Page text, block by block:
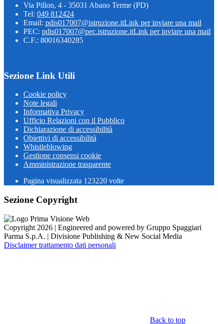
Via Pillon, 4 - 35031 Abano Terme (PD)
Tel: 049 812424
Email: pdis017007@istruzione.itLink per inviare una mail
PEC: pdis017007@pec.istruzione.itLink per inviare una mail
C.F.: 80016340285
Sezione Link Utili
Cookie policy
Note legali
Informativa Privacy
Ufficio Relazioni con il Pubblico
Dichiarazione di accessibilità
Obiettivi di accessibilità
Whistleblowing
Gestione consensi cookie
Amministrazione trasparente
Pagina visualizzata 123220 volte
Sezione Copyright
Copyright 2026 | Engineered and powered by Gruppo Spaggiari
Parma S.p.A. | Divisione Publishing & New Social Media
Disclaimer trattamento dati personali
Back to top